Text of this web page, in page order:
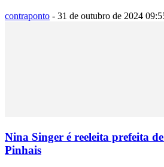
contraponto - 31 de outubro de 2024
Nina Singer é reeleita prefeita
Pinhais